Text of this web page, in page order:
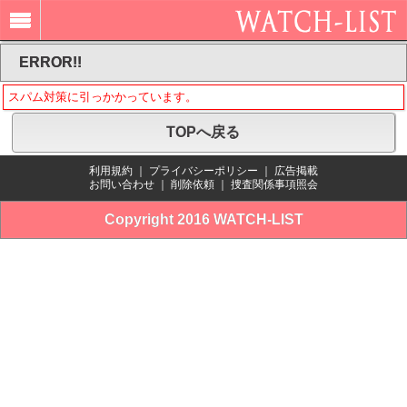
ERROR!!
スパム対策に引っかかっています。
TOPへ戻る
利用規約 プライバシーポリシー
広告掲載
お問い合わせ
削除依頼 捜査関係事項照会
Copyright 2016 WATCH-LIST